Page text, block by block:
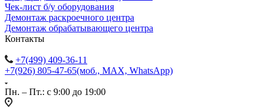
Чек-лист б/у оборудования
Демонтаж раскроечного центра
Демонтаж обрабатывающего центра
Контакты
+7(499) 409-36-11
+7(926) 805-47-65(моб., MAX, WhatsApp)
Пн. – Пт.: с 9:00 до 19:00